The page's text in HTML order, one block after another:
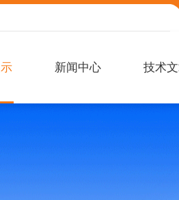
新闻中心 技术